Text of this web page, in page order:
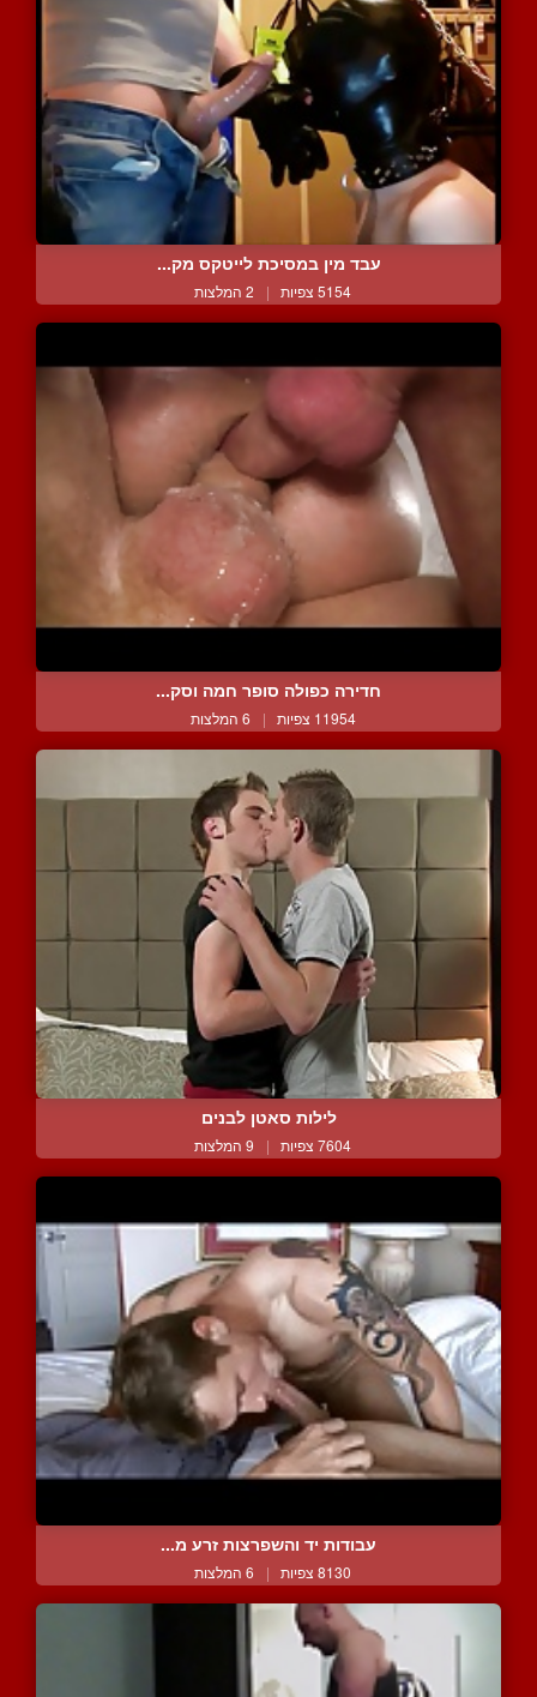
עבד מין במסיכת לייטקס מק...
5154 צפיות | 2 המלצות
חדירה כפולה סופר חמה וסק...
11954 צפיות | 6 המלצות
לילות סאטן לבנים
7604 צפיות | 9 המלצות
עבודות יד והשפרצות זרע מ...
8130 צפיות | 6 המלצות